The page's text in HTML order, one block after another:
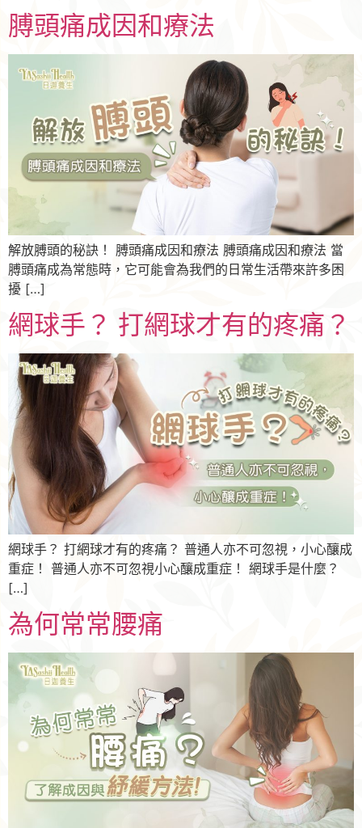
膊頭痛成因和療法
解放膊頭的秘訣！ 膊頭痛成因和療法 膊頭痛成因和療法 當
膊頭痛成為常態時，它可能會為我們的日常生活帶來許多困
擾 […]
網球手？ 打網球才有的疼痛？
網球手？ 打網球才有的疼痛？ 普通人亦不可忽視，小心釀成
重症！ 普通人亦不可忽視小心釀成重症！ 網球手是什麼？
[…]
為何常常腰痛